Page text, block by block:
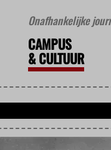
Onafhankelijke
CAMPUS
&CULTUUR